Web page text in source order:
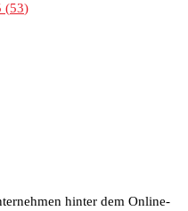
53
hinter dem Online-